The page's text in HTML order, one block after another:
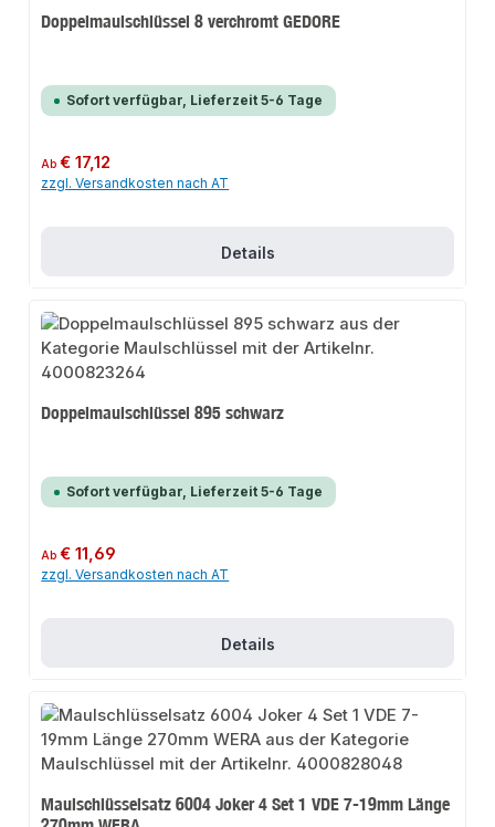
Doppelmaulschlüssel 8 verchromt GEDORE
Sofort verfügbar, Lieferzeit 5-6 Tage
Regulärer Preis:
Ab€ 17,12
zzgl. Versandkosten nach AT
Details
Doppelmaulschlüssel 895 schwarz
Sofort verfügbar, Lieferzeit 5-6 Tage
Regulärer Preis:
Ab€ 11,69
zzgl. Versandkosten nach AT
Details
Maulschlüsselsatz 6004 Joker 4 Set 1 VDE 7-19mm Länge